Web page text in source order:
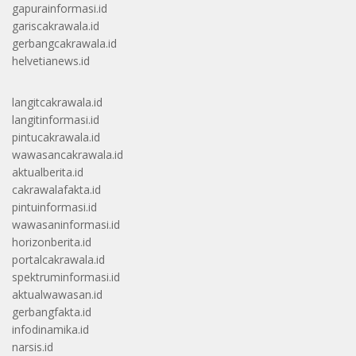
gapurainformasi.id
gariscakrawala.id
gerbangcakrawala.id
helvetianews.id
langitcakrawala.id
langitinformasi.id
pintucakrawala.id
wawasancakrawala.id
aktualberita.id
cakrawalafakta.id
pintuinformasi.id
wawasaninformasi.id
horizonberita.id
portalcakrawala.id
spektruminformasi.id
aktualwawasan.id
gerbangfakta.id
infodinamika.id
narsis.id